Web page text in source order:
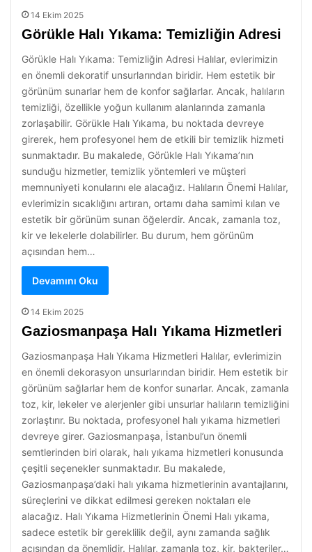
14 Ekim 2025
Görükle Halı Yıkama: Temizliğin Adresi
Görükle Halı Yıkama: Temizliğin Adresi Halılar, evlerimizin
en önemli dekoratif unsurlarından biridir. Hem estetik bir
görünüm sunarlar hem de konfor sağlarlar. Ancak, halıların
temizliği, özellikle yoğun kullanım alanlarında zamanla
zorlaşabilir. Görükle Halı Yıkama, bu noktada devreye
girerek, hem profesyonel hem de etkili bir temizlik hizmeti
sunmaktadır. Bu makalede, Görükle Halı Yıkama’nın
sunduğu hizmetler, temizlik yöntemleri ve müşteri
memnuniyeti konularını ele alacağız. Halıların Önemi Halılar,
evlerimizin sıcaklığını artıran, ortamı daha samimi kılan ve
estetik bir görünüm sunan öğelerdir. Ancak, zamanla toz,
kir ve lekelerle dolabilirler. Bu durum, hem görünüm
açısından hem…
Devamını Oku
14 Ekim 2025
Gaziosmanpaşa Halı Yıkama Hizmetleri
Gaziosmanpaşa Halı Yıkama Hizmetleri Halılar, evlerimizin
en önemli dekorasyon unsurlarından biridir. Hem estetik bir
görünüm sağlarlar hem de konfor sunarlar. Ancak, zamanla
toz, kir, lekeler ve alerjenler gibi unsurlar halıların temizliğini
zorlaştırır. Bu noktada, profesyonel halı yıkama hizmetleri
devreye girer. Gaziosmanpaşa, İstanbul’un önemli
semtlerinden biri olarak, halı yıkama hizmetleri konusunda
çeşitli seçenekler sunmaktadır. Bu makalede,
Gaziosmanpaşa’daki halı yıkama hizmetlerinin avantajlarını,
süreçlerini ve dikkat edilmesi gereken noktaları ele
alacağız. Halı Yıkama Hizmetlerinin Önemi Halı yıkama,
sadece estetik bir gereklilik değil, aynı zamanda sağlık
açısından da önemlidir. Halılar, zamanla toz, kir, bakteriler…